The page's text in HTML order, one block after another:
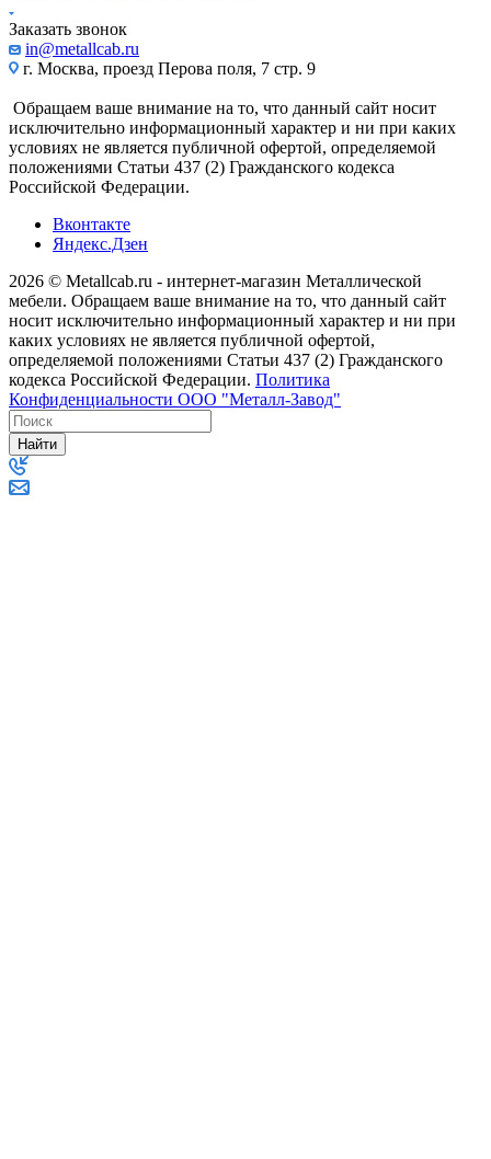
Заказать звонок
in@metallcab.ru
г. Москва, проезд Перова поля, 7 стр. 9
Обращаем ваше внимание на то, что данный сайт носит
исключительно информационный характер и ни при каких
условиях не является публичной офертой, определяемой
положениями Статьи 437 (2) Гражданского кодекса
Российской Федерации.
Вконтакте
Яндекс.Дзен
2026 © Metallcab.ru - интернет-магазин Металлической
мебели. Обращаем ваше внимание на то, что данный сайт
носит исключительно информационный характер и ни при
каких условиях не является публичной офертой,
определяемой положениями Статьи 437 (2) Гражданского
кодекса Российской Федерации. Политика
Конфиденциальности ООО "Металл-Завод"
Найти